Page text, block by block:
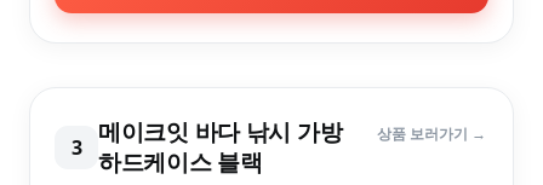
3
메이크잇 바다 낚시 가방
하드케이스 블랙
상품 보러가기 →